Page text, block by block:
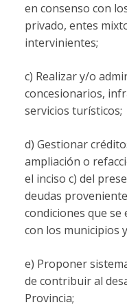
en consenso con
privado, entes
intervinientes;
c) Realizar y/o
concesionarios,
servicios turísticos;
d) Gestionar
ampliación o
el inciso c) del
deudas
condiciones que se
con los municipios
e) Proponer
de contribuir al
Provincia;